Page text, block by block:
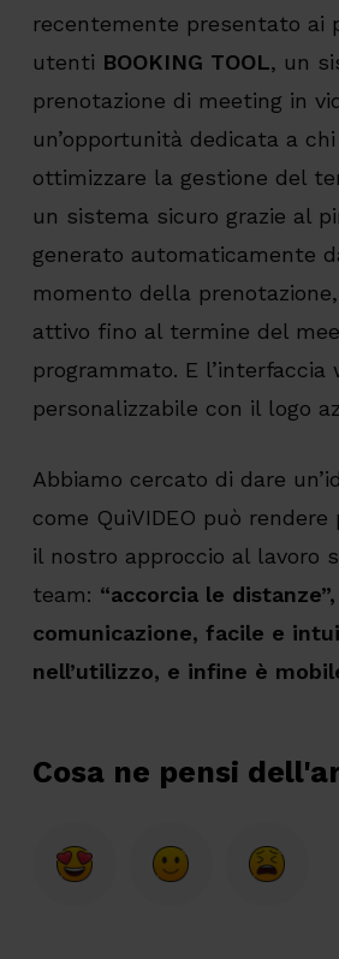
recentemente presentato ai
utenti BOOKING TOOL, un
prenotazione di meeting in
un’opportunità dedicata a
ottimizzare la gestione del
un sistema sicuro grazie al
generato automaticamente
momento della
attivo fino al termine del
programmato. E l’interfaccia
personalizzabile con il logo
Abbiamo cercato di dare
come QuiVIDEO può
il nostro approccio al lavoro
team: “accorcia le
comunicazione, facile e
nell’utilizzo, e infine è
Cosa ne pensi